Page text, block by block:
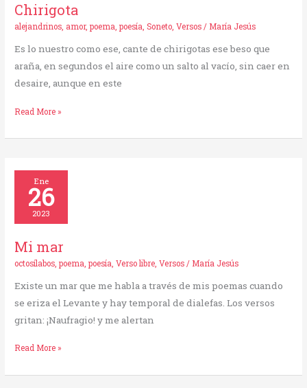
Chirigota
alejandrinos, amor,poema,poesía,Soneto,Versos / María Jesús
Es lo nuestro como ese, cante de chirigotas ese beso que
araña, en segundos el aire como un salto al vacío, sin caer en
desaire, aunque en este
Read More »
Ene
26
2023
Mi mar
octosílabos ,poema ,poesía ,Verso libre ,Versos / María Jesús
Existe un mar que me habla a través de mis poemas cuando
se eriza el Levante y hay temporal de dialefas. Los versos
gritan: ¡Naufragio! y me alertan
mar
Read More »